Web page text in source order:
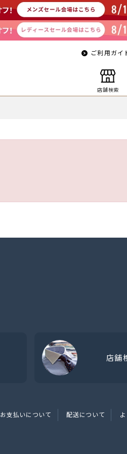
ご利用ガイ
店舗検索
店舗
お支払いについて 配送について